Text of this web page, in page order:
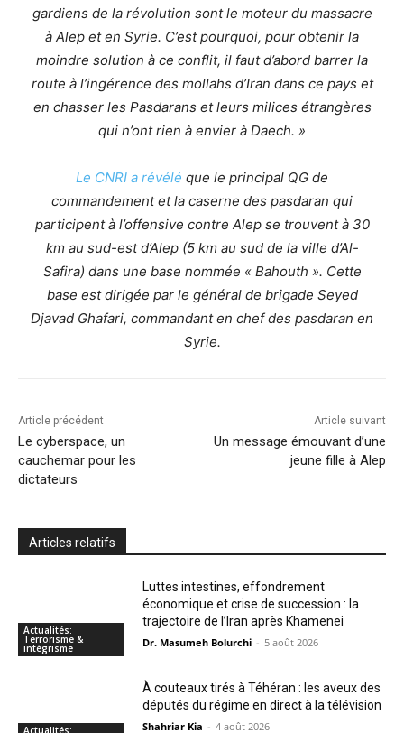
gardiens de la révolution sont le moteur du massacre
à Alep et en Syrie. C’est pourquoi, pour obtenir la
moindre solution à ce conflit, il faut d’abord barrer la
route à l’ingérence des mollahs d’Iran dans ce pays et
en chasser les Pasdarans et leurs milices étrangères
qui n’ont rien à envier à Daech. »
Le CNRI a révélé que le principal QG de
commandement et la caserne des pasdaran qui
participent à l’offensive contre Alep se trouvent à 30
km au sud-est d’Alep (5 km au sud de la ville d’Al-
Safira) dans une base nommée « Bahouth ». Cette
base est dirigée par le général de brigade Seyed
Djavad Ghafari, commandant en chef des pasdaran en
Syrie.
Article précédent
Le cyberspace, un
cauchemar pour les
dictateurs
Article suivant
Un message émouvant d’une
jeune fille à Alep
Articles relatifs
Actualités:
Terrorisme &
intégrisme
Luttes intestines, effondrement
économique et crise de succession : la
trajectoire de l’Iran après Khamenei
Dr. Masumeh Bolurchi - 5 août 2026
À couteaux tirés à Téhéran : les aveux des
députés du régime en direct à la télévision
Shahriar Kia - 4 août 2026